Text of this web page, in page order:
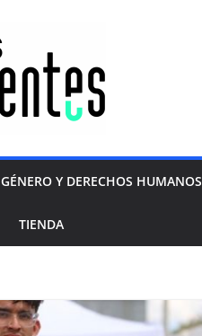
GÉNERO Y DERECHOS HUMANOS
TIENDA